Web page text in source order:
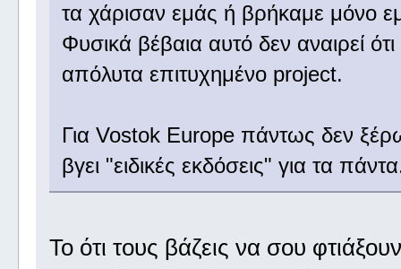
τα χάρισαν εμάς ή βρήκαμε μόνο
Φυσικά βέβαια αυτό δεν αναιρεί
απόλυτα επιτυχημένο project.
Για Vostok Europe πάντως δεν
βγει "ειδικές εκδόσεις" για τα
Το ότι τους βάζεις να σου